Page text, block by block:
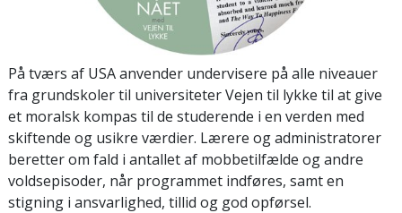
På tværs af USA anvender undervisere på alle niveauer
fra grundskoler til universiteter Vejen til lykke til at give
et moralsk kompas til de studerende i en verden med
skiftende og usikre værdier. Lærere og administratorer
beretter om fald i antallet af mobbetilfælde og andre
voldsepisoder, når programmet indføres, samt en
stigning i ansvarlighed, tillid og god opførsel.